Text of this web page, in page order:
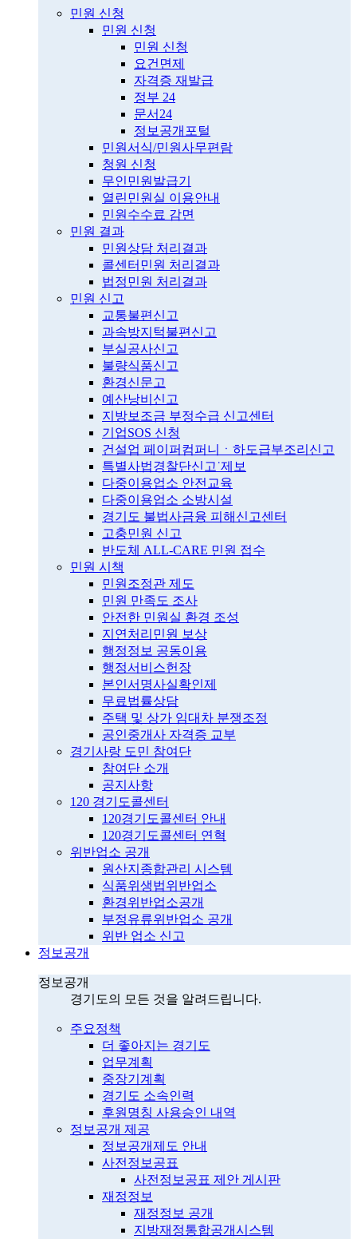
민원 신청
민원 신청
민원 신청
요건면제
자격증 재발급
정부 24
문서24
정보공개포털
민원서식/민원사무편람
청원 신청
무인민원발급기
열린민원실 이용안내
민원수수료 감면
민원 결과
민원상담 처리결과
콜센터민원 처리결과
법정민원 처리결과
민원 신고
교통불편신고
과속방지턱불편신고
부실공사신고
불량식품신고
환경신문고
예산낭비신고
지방보조금 부정수급 신고센터
기업SOS 신청
건설업 페이퍼컴퍼니ㆍ하도급부조리신고
특별사법경찰단신고˙제보
다중이용업소 안전교육
다중이용업소 소방시설
경기도 불법사금융 피해신고센터
고충민원 신고
반도체 ALL-CARE 민원 접수
민원 시책
민원조정관 제도
민원 만족도 조사
안전한 민원실 환경 조성
지연처리민원 보상
행정정보 공동이용
행정서비스헌장
본인서명사실확인제
무료법률상담
주택 및 상가 임대차 분쟁조정
공인중개사 자격증 교부
경기사랑 도민 참여단
참여단 소개
공지사항
120 경기도콜센터
120경기도콜센터 안내
120경기도콜센터 연혁
위반업소 공개
원산지종합관리 시스템
식품위생법위반업소
환경위반업소공개
부정유류위반업소 공개
위반 업소 신고
정보공개
정보공개
경기도의 모든 것을 알려드립니다.
주요정책
더 좋아지는 경기도
업무계획
중장기계획
경기도 소속인력
후원명칭 사용승인 내역
정보공개 제공
정보공개제도 안내
사전정보공표
사전정보공표 제안 게시판
재정정보
재정정보 공개
지방재정통합공개시스템